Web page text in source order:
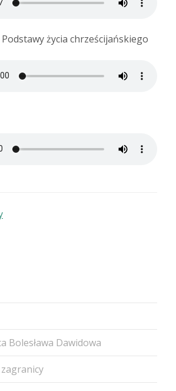
Podstawy życia chrześcijańskiego
Bolesława Dawidowa